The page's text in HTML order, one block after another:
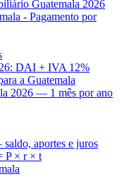
Guatemala 2026
- Pagamento por
DAI + IVA 12%
a Guatemala
2026 — 1 mês por ano
aportes e juros
P × r × t